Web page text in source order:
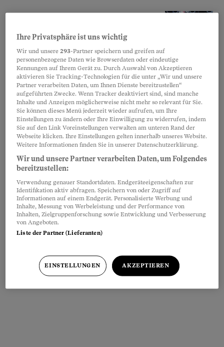
Die Brasserie des Franches-Montagnes
erfindet das Bier ständig neu – weit
weg von Reinheits- und anderen
Geboten. Ein Besuch im Jura, wo das «weltbeste Bier»
herkommt.
Daniel Benz,Birthe Homann
Meistgelesen
Ihre Privatsphäre ist uns wichtig
Wir und unsere293-Partner speichern und greifen auf
personenbezogene Daten wie Browserdaten oder eindeutige
Kennungen auf Ihrem Gerät zu. Durch Auswahl von Akzeptieren
aktivieren Sie Tracking-Technologien für die unter „Wir und unsere
Partner verarbeiten Daten, um Ihnen Dienste bereitzustellen“
aufgeführten Zwecke. Wenn Tracker deaktiviert sind, sind manche
Inhalte und Anzeigen möglicherweise nicht mehr so relevant für Sie.
Sie können dieses Menü jederzeit wieder aufrufen, um Ihre
Einstellungen zu ändern oder Ihre Einwilligung zu widerrufen, indem
Sie auf den Link Voreinstellungen verwalten am unteren Rand der
Webseite klicken. Ihre Einstellungen gelten innerhalb unseres Website.
Weitere Informationen finden Sie in unserer Datenschutzerklärung.
Wir und unsere Partner verarbeiten Daten, um Folgendes
bereitzustellen:
Verwendung genauer Standortdaten. Endgeräteeigenschaften zur
Identifikation aktiv abfragen. Speichern von oder Zugriff auf
Informationen auf einem Endgerät. Personalisierte Werbung und
Inhalte, Messung von Werbeleistung und der Performance von
Inhalten, Zielgruppenforschung sowie Entwicklung und Verbesserung
von Angeboten.
Liste der Partner (Lieferanten)
EINSTELLUNGEN AKZEPTIEREN